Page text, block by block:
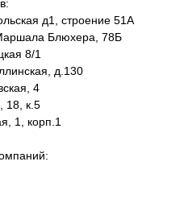
д1, строение 51А
Блюхера, 78Б
8/1
д.130
4
18, к.5
1, корп.1